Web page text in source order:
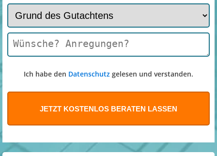
Ich habe den Datenschutz gelesen und verstanden.